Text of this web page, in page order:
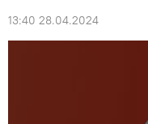
13:40 28.04.2024